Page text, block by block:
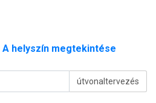
A helyszín megtekintése
útvonaltervezés